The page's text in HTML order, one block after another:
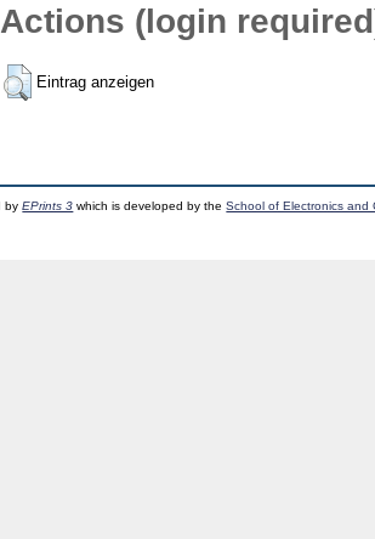
Actions (login
Eintrag anzeigen
byEPrints 3 which is developed by theSchool of Electronics and